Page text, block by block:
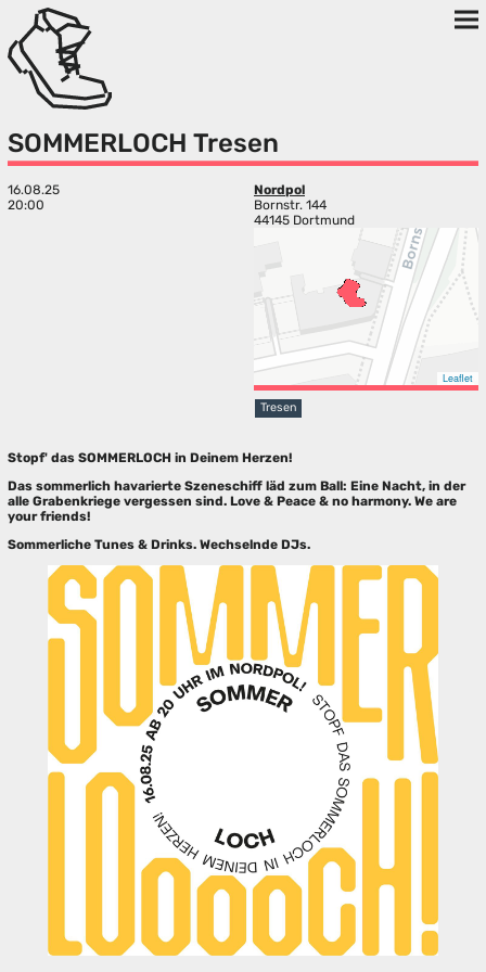
SOMMERLOCH Tresen
16.08.25
20:00
Nordpol
Bornstr. 144
44145 Dortmund
Leaflet
Tresen
Stopf' das SOMMERLOCH in Deinem Herzen!
Das sommerlich havarierte Szeneschiff läd zum Ball: Eine Nacht, in der
alle Grabenkriege vergessen sind. Love & Peace & no harmony. We are
your friends!
Sommerliche Tunes & Drinks. Wechselnde DJs.